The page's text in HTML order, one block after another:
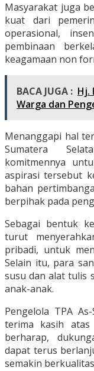
Masyarakat juga
kuat dari
operasional,
pembinaan
keagamaan non
BACA JUGA : Hj.
Warga dan
Menanggapi hal
Sumatera
komitmennya
aspirasi tersebut
bahan
berpihak pada
Sebagai bentuk
turut
pribadi, untuk
Selain itu, para
susu dan alat tulis
anak-anak.
Pengelola TPA
terima kasih atas
berharap,
dapat terus
semakin